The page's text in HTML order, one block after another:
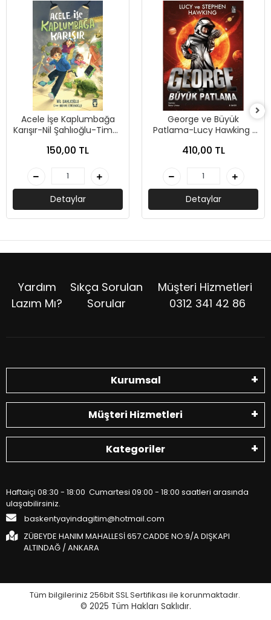
Acele İşe Kaplumbağa
Karışır-Nil Şahlıoğlu-Timaş
150,00 TL
Detaylar
George ve Büyük
Patlama-Lucy Hawking ,
410,00 TL
Detaylar
Yardım
Lazım Mı?
Sıkça Sorulan
Sorular
Müşteri Hizmetleri
0312 341 42 86
Kurumsal
Müşteri Hizmetleri
Kategoriler
Haftaiçi 08:30 - 18:00 Cumartesi 09:00 - 18:00 saatleri arasında
ulaşabilirsiniz.
baskentyayindagitim@hotmail.com
ZÜBEYDE HANIM MAHALLESİ 657.CADDE NO:9/A DIŞKAPI
ALTINDAĞ / ANKARA
Tüm bilgileriniz 256bit SSL Sertifikası ile korunmaktadır.
© 2025 Tüm Hakları Saklıdır.